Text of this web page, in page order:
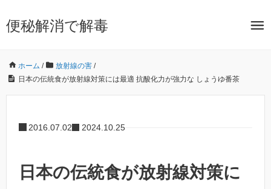
便秘解消で解毒
ホーム / 放射線の害 /
日本の伝統食が放射線対策には最適 抗酸化力が強力な しょうゆ番茶
2016.07.02 2024.10.25
日本の伝統食が放射線対策に